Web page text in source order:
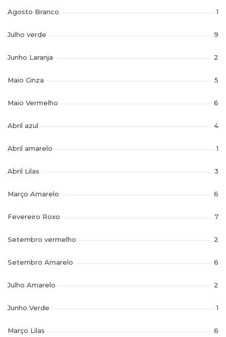
Agosto Branco 1
Julho verde 9
Junho Laranja 2
Maio Cinza 5
Maio Vermelho 6
Abril azul 4
Abril amarelo 1
Abril Lilas 3
Março Amarelo 6
Fevereiro Roxo 7
Setembro vermelho 2
Setembro Amarelo 6
Julho Amarelo 2
Junho Verde 1
Março Lilas 6